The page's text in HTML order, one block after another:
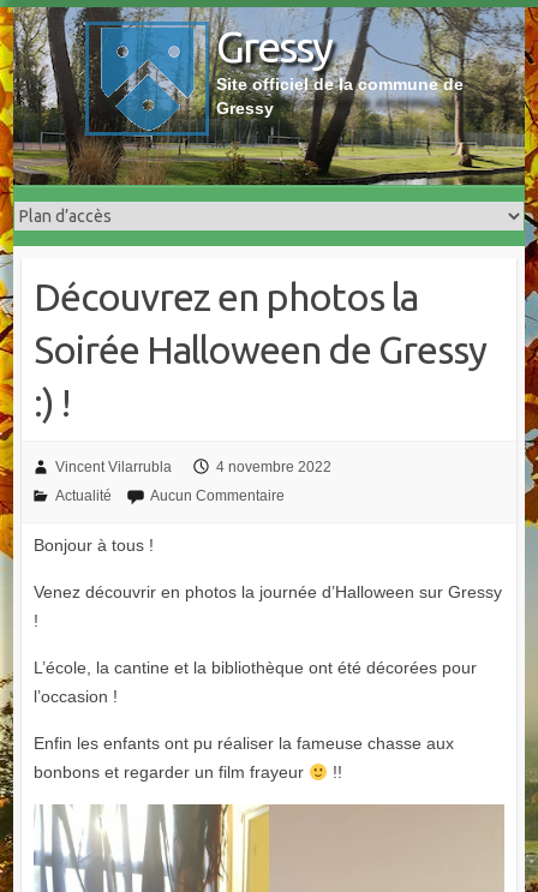
Skip
to
content
Gressy
Site officiel de la commune de
Gressy
Découvrez en photos la
Soirée Halloween de Gressy
:) !
Vincent Vilarrubla
4 novembre 2022
Actualité
Aucun Commentaire
Bonjour à tous !
Venez découvrir en photos la journée d’Halloween sur Gressy
!
L’école, la cantine et la bibliothèque ont été décorées pour
l’occasion !
Enfin les enfants ont pu réaliser la fameuse chasse aux
bonbons et regarder un film frayeur
!!